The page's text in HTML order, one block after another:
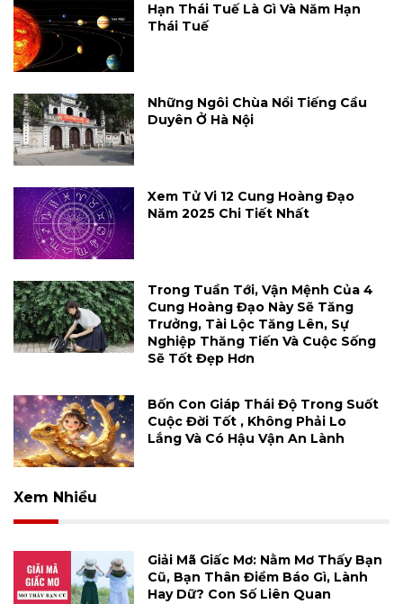
Hạn Thái Tuế Là Gì Và Năm Hạn
Thái Tuế
Những Ngôi Chùa Nổi Tiếng Cầu
Duyên Ở Hà Nội
Xem Tử Vi 12 Cung Hoàng Đạo
Năm 2025 Chi Tiết Nhất
Trong Tuần Tới, Vận Mệnh Của 4
Cung Hoàng Đạo Này Sẽ Tăng
Trưởng, Tài Lộc Tăng Lên, Sự
Nghiệp Thăng Tiến Và Cuộc Sống
Sẽ Tốt Đẹp Hơn
Bốn Con Giáp Thái Độ Trong Suốt
Cuộc Đời Tốt , Không Phải Lo
Lắng Và Có Hậu Vận An Lành
Xem Nhiều
Giải Mã Giấc Mơ: Nằm Mơ Thấy Bạn
Cũ, Bạn Thân Điềm Báo Gì, Lành
Hay Dữ? Con Số Liên Quan